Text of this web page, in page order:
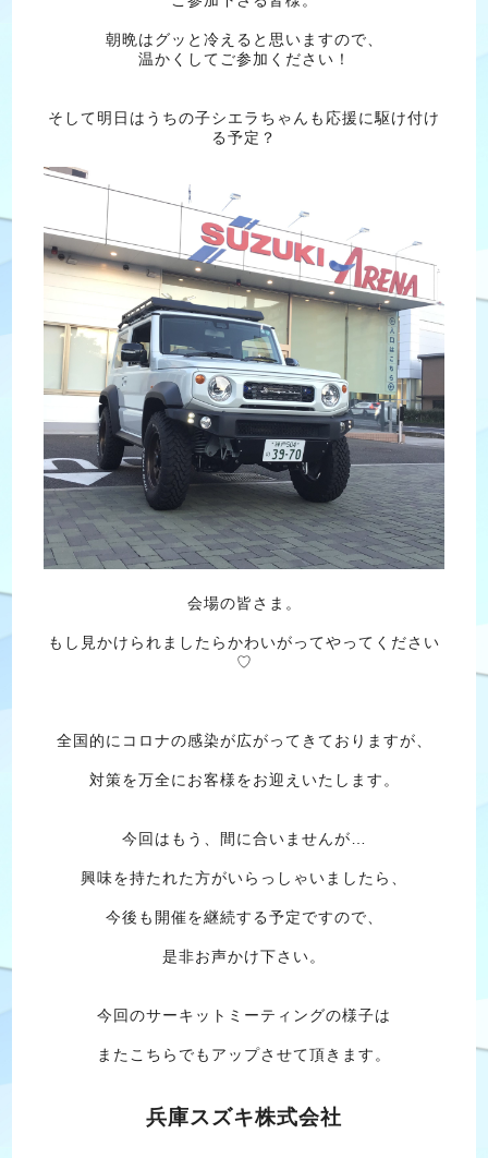
朝晩はグッと冷えると思いますので、
温かくしてご参加ください！
そして明日はうちの子シエラちゃんも応援に駆け付け
る予定？
会場の皆さま。
もし見かけられましたらかわいがってやってください
♡
全国的にコロナの感染が広がってきておりますが、
対策を万全にお客様をお迎えいたします。
今回はもう、間に合いませんが…
興味を持たれた方がいらっしゃいましたら、
今後も開催を継続する予定ですので、
是非お声かけ下さい。
今回のサーキットミーティングの様子は
またこちらでもアップさせて頂きます。
兵庫スズキ株式会社